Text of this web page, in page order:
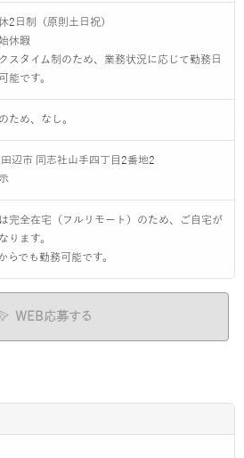
2日制（原則土日祝）
休暇
スタイム制のため、業務状況に応じて勤務日
能です。
ため、なし。
辺市 同志社山手四丁目2番地2
完全在宅（フルリモート）のため、ご自宅が
ります。
らでも勤務可能です。
WEB応募する